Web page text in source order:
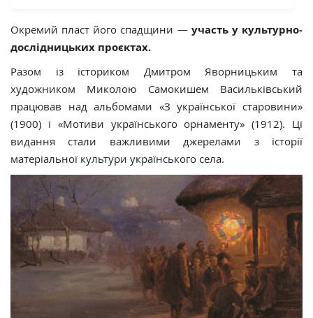
Окремий пласт його спадщини — участь у культурно-
дослідницьких проєктах.
Разом із істориком Дмитром Яворницьким та
художником Миколою Самокишем Васильківський
працював над альбомами «З української старовини»
(1900) і «Мотиви українського орнаменту» (1912). Ці
видання стали важливими джерелами з історії
матеріальної культури українського села.